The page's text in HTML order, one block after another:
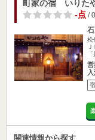
町家の宿 いりた
-点/
松
営
関連情報から探す